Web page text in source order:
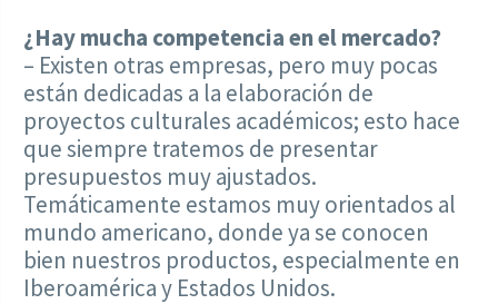
¿Hay mucha competencia en el mercado?
– Existen otras empresas, pero muy pocas
están dedicadas a la elaboración de
proyectos culturales académicos; esto hace
que siempre tratemos de presentar
presupuestos muy ajustados.
Temáticamente estamos muy orientados al
mundo americano, donde ya se conocen
bien nuestros productos, especialmente en
Iberoamérica y Estados Unidos.